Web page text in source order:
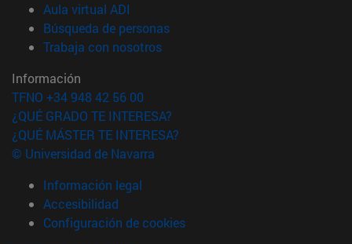
Aula virtual ADI
Búsqueda de personas(abre en nueva ventana)
Trabaja con nosotros(abre en nueva ventana)
Información
TFNO +34 948 42 56 00
¿QUÉ GRADO TE INTERESA?
¿QUÉ MÁSTER TE INTERESA?
© Universidad de Navarra
Información legal
Accesibilidad
Configuración de cookies